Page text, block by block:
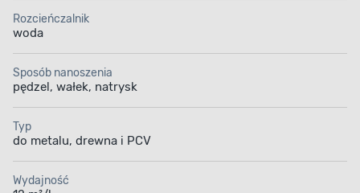
Rozcieńczalnik
woda
Sposób nanoszenia
pędzel, wałek, natrysk
Typ
do metalu, drewna i PCV
Wydajność